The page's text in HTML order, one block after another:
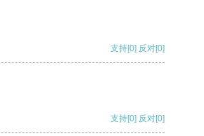
支持[0] 反对[0]
支持[0] 反对[0]